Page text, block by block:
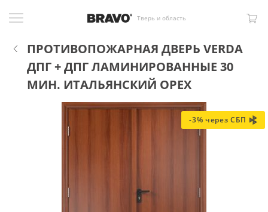
Тверь и область
ПРОТИВОПОЖАРНАЯ ДВЕРЬ VERDA
ДПГ + ДПГ ЛАМИНИРОВАННЫЕ 30
МИН. ИТАЛЬЯНСКИЙ ОРЕХ
-3% через СБП